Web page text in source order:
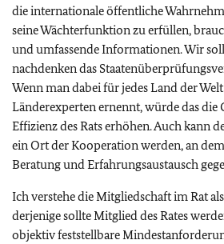
die internationale öffentliche
seine Wächterfunktion zu erfüllen,
und umfassende Informationen. Wir
nachdenken das
Wenn man dabei für jedes Land der
Länderexperten ernennt, würde das
Effizienz des Rats erhöhen. Auch kann
ein Ort der Kooperation werden, an
Beratung und Erfahrungsaustausch
Ich verstehe die Mitgliedschaft im Rat
derjenige sollte Mitglied des Rates
objektiv feststellbare